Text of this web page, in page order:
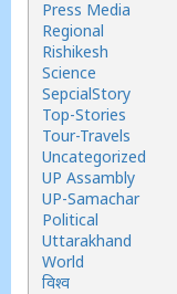
Press Media
Regional
Rishikesh
Science
SepcialStory
Top-Stories
Tour-Travels
Uncategorized
UP Assambly
UP-Samachar
Political
Uttarakhand
World
विश्व